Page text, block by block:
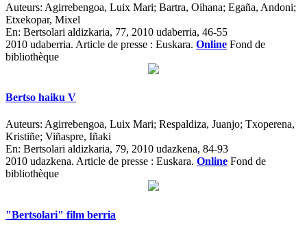
Auteurs: Agirrebengoa, Luix Mari; Bartra, Oihana; Egaña, Andoni;
Etxekopar, Mixel
En: Bertsolari aldizkaria, 77, 2010 udaberria, 46-55
2010 udaberria. Article de presse : Euskara. Online Fond de
bibliothèque
Bertso haiku V
Auteurs: Agirrebengoa, Luix Mari; Respaldiza, Juanjo; Txoperena,
Kristiñe; Viñaspre, Iñaki
En: Bertsolari aldizkaria, 79, 2010 udazkena, 84-93
2010 udazkena. Article de presse : Euskara. Online Fond de
bibliothèque
"Bertsolari" film berria